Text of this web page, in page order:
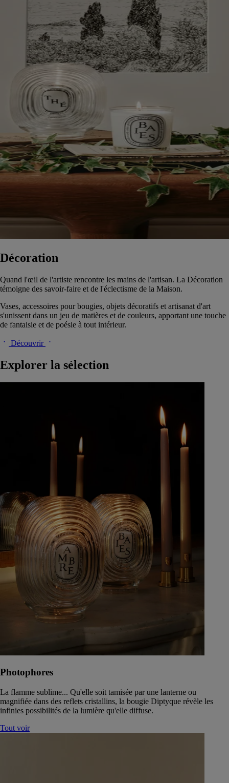
Décoration
Quand l'œil de l'artiste rencontre les mains de l'artisan. La Décoration
témoigne des savoir-faire et de l'éclectisme de la Maison.
Vases, accessoires pour bougies, objets décoratifs et artisanat d'art
s'unissent dans un jeu de matières et de couleurs, apportant une touche
de fantaisie et de poésie à tout intérieur.
Découvrir
Explorer la sélection
Photophores
La flamme sublime... Qu'elle soit tamisée par une lanterne ou
magnifiée dans des reflets cristallins, la bougie Diptyque révèle les
infinies possibilités de la lumière qu'elle diffuse.
Tout voir